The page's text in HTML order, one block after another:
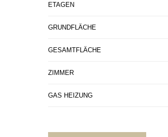
ETAGEN
GRUNDFLÄCHE
GESAMTFLÄCHE
ZIMMER
GAS HEIZUNG